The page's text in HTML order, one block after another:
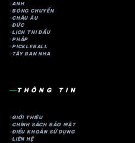
ANH
BÓNG CHUYỀN
CHÂU ÂU
ĐỨC
LỊCH THI ĐẤU
PHÁP
PICKLEBALL
TÂY BAN NHA
THÔNG TIN
GIỚI THIỆU
CHÍNH SÁCH BẢO MẬT
ĐIỀU KHOẢN SỬ DỤNG
LIÊN HỆ